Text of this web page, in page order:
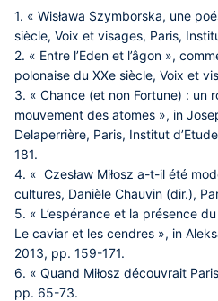
1. « Wisława Szymborska, une
siècle, Voix et visages, Paris,
2. « Entre l’Eden et l’âgon »,
polonaise du XXe siècle, Voix et
3. « Chance (et non Fortune) : un
mouvement des atomes », in
Delaperrière, Paris, Institut
181.
4. « Czesław Miłosz a-t-il été
cultures, Danièle Chauvin (dir.),
5. « L’espérance et la présence
Le caviar et les cendres », in
2013, pp. 159-171.
6. « Quand Miłosz découvrait
pp. 65-73.